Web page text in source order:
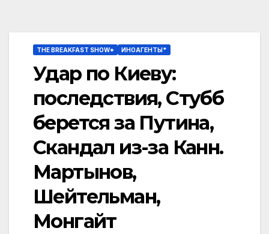
THE BREAKFAST SHOW* ИНОАГЕНТЫ*
Удар по Киеву:
последствия, Стубб
берется за Путина,
Скандал из-за Канн.
Мартынов,
Шейтельман,
Монгайт